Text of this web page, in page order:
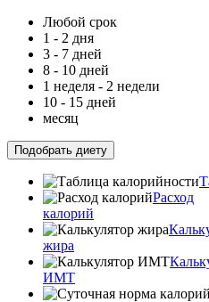
Любой срок
1 - 2 дня
3 - 7 дней
8 - 10 дней
1 неделя - 2 недели
10 - 15 дней
месяц
Подобрать диету
Расход
калорий
жира
ИМТ